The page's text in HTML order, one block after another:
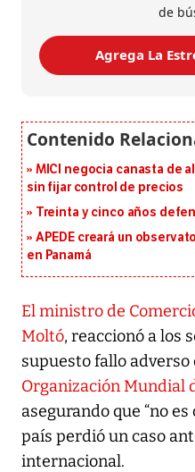
de
Agrega La
MICI negocia canasta de
sin fijar control de precios
Treinta y cinco años
APEDE creará un
en Panamá
El ministro de
Moltó, reaccionó a los
supuesto fallo adverso
Organización Mundial
asegurando que “no
país perdió un caso
internacional.